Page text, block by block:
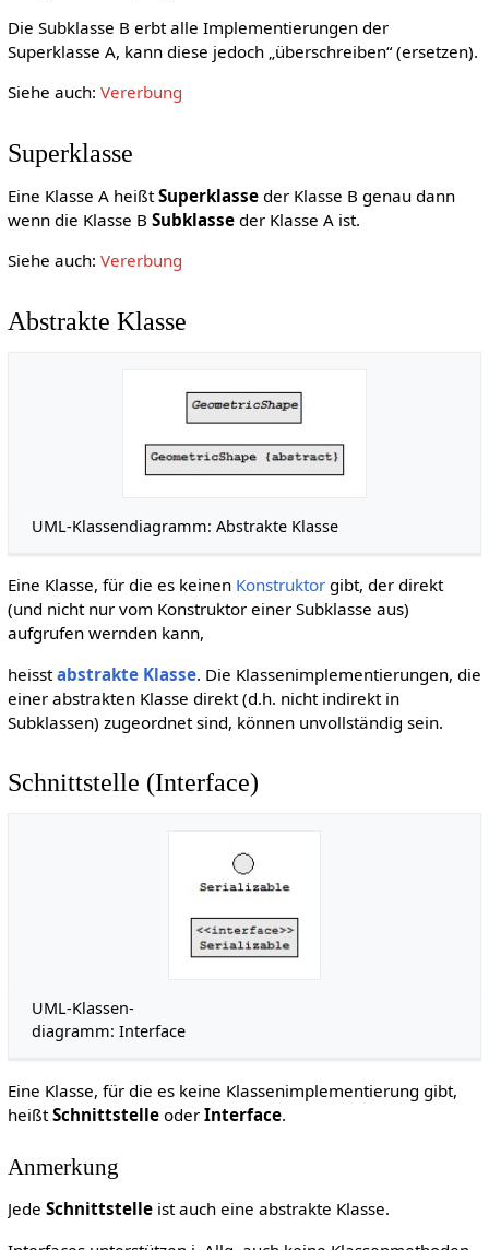
Die Subklasse B erbt alle Implementierungen der
Superklasse A, kann diese jedoch „überschreiben“ (ersetzen).
Siehe auch: Vererbung
Superklasse
Eine Klasse A heißtSuperklasseder Klasse B genau dann
wenn die Klasse B Subklasseder Klasse A ist.
Siehe auch: Vererbung
Abstrakte Klasse
UML-Klassendiagramm: Abstrakte Klasse
Eine Klasse, für die es keinen Konstruktorgibt, der direkt
(und nicht nur vom Konstruktor einer Subklasse aus)
aufgrufen wernden kann,
heisstabstrakte Klasse. Die Klassenimplementierungen, die
einer abstrakten Klasse direkt (d.h. nicht indirekt in
Subklassen) zugeordnet sind, können unvollständig sein.
Schnittstelle (Interface)
UML-Klassen-
diagramm: Interface
Eine Klasse, für die es keine Klassenimplementierung gibt,
heißtSchnittstelleoder Interface.
Anmerkung
Jede Schnittstelleist auch eine abstrakte Klasse.